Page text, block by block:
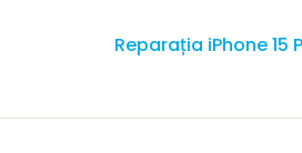
Reparația iPhone 15